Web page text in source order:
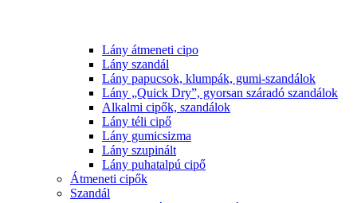
Lány átmeneti cipo
Lány szandál
Lány papucsok, klumpák, gumi-szandálok
Lány „Quick Dry”, gyorsan száradó szandálok
Alkalmi cipők, szandálok
Lány téli cipő
Lány gumicsizma
Lány szupinált
Lány puhatalpú cipő
Átmeneti cipők
Szandál